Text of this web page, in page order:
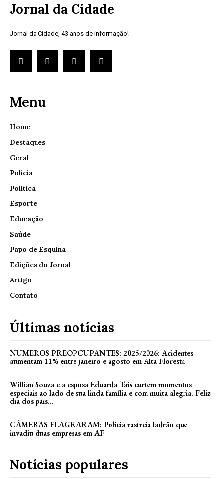
Jornal da Cidade
Jornal da Cidade, 43 anos de informação!
Menu
Home
Destaques
Geral
Polícia
Política
Esporte
Educação
Saúde
Papo de Esquina
Edições do Jornal
Artigo
Contato
Últimas notícias
NUMEROS PREOPCUPANTES: 2025/2026: Acidentes
aumentam 11% entre janeiro e agosto em Alta Floresta
Willian Souza e a esposa Eduarda Tais curtem momentos
especiais ao lado de sua linda família e com muita alegria. Feliz
dia dos pais...
CÂMERAS FLAGRARAM: Polícia rastreia ladrão que
invadiu duas empresas em AF
Notícias populares